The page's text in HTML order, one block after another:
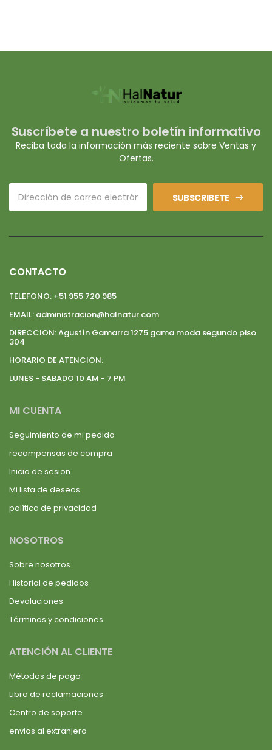
Suscríbete a nuestro boletín informativo
Reciba toda la información más reciente sobre Ventas y
Ofertas.
SUBSCRIBETE
CONTACTO
TELEFONO: +51 955 720 985
EMAIL: administracion@halnatur.com
DIRECCION:Agustín Gamarra 1275 gama moda segundo piso
304
HORARIO DE ATENCION:
LUNES - SABADO 10 AM - 7 PM
MI CUENTA
Seguimiento de mi pedido
recompensas de compra
Inicio de sesion
Mi lista de deseos
política de privacidad
NOSOTROS
Sobre nosotros
Historial de pedidos
Devoluciones
Términos y condiciones
ATENCIÓN AL CLIENTE
Métodos de pago
Libro de reclamaciones
Centro de soporte
envios al extranjero